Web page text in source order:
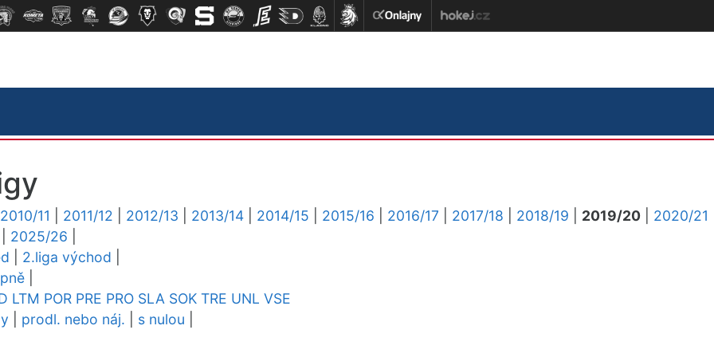
2010/11 2011/12 2012/13 2013/14 2014/15 2015/16 2016/17 2017/18 2018/19 2019/20
2020/21
2025/26
2.liga východ
LTM POR PRE PRO SLA SOK TRE UNL VSE
prodl. nebo náj. s nulou